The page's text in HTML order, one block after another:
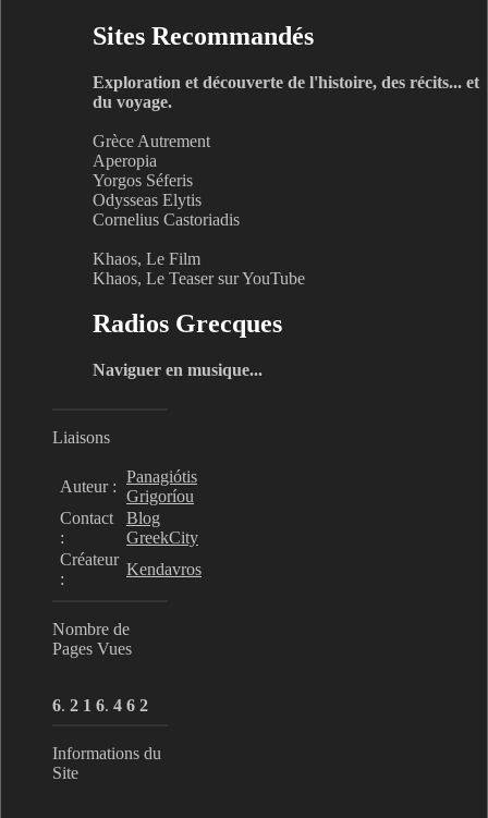
Sites Recommandés
Exploration et découverte de l'histoire, des récits... et
du voyage.
Grèce Autrement
Aperopia
Yorgos Séferis
Odysseas Elytis
Cornelius Castoriadis
Khaos, Le Film
Khaos, Le Teaser sur YouTube
Radios Grecques
Naviguer en musique...
Liaisons
Auteur :
Panagiótis
Grigoríou
Contact
:
Blog
GreekCity
Créateur
:
Kendavros
Nombre de
Pages Vues
6. 2 1 6. 4 6 2
Informations du
Site